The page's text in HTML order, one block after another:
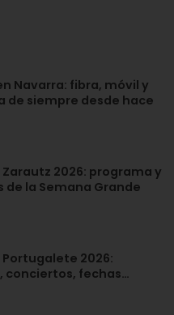
Navarra: fibra, móvil y
de siempre desde hace
Zarautz 2026: programa y
de la Semana Grande
Portugalete 2026:
conciertos, fechas…